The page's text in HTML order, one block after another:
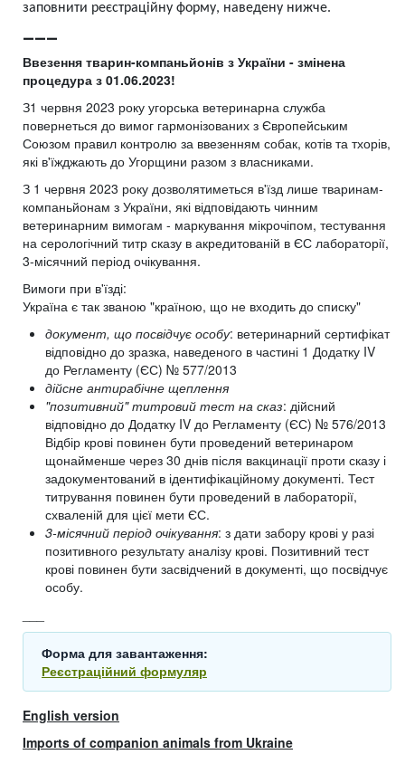
заповнити реєстраційну форму, наведену нижче.
___
Ввезення тварин-компаньйонів з України - змінена
процедура з 01.06.2023!
З1 червня 2023 року угорська ветеринарна служба
повернеться до вимог гармонізованих з Європейським
Союзом правил контролю за ввезенням собак, котів та тхорів,
які в'їжджають до Угорщини разом з власниками.
З 1 червня 2023 року дозволятиметься в'їзд лише тваринам-
компаньйонам з України, які відповідають чинним
ветеринарним вимогам - маркування мікрочіпом, тестування
на серологічний титр сказу в акредитованій в ЄС лабораторії,
3-місячний період очікування.
Вимоги при в'їзді:
Україна є так званою "країною, що не входить до списку"
документ, що посвідчує особу: ветеринарний сертифікат
відповідно до зразка, наведеного в частині 1 Додатку IV
до Регламенту (ЄС) № 577/2013
дійсне антирабічне щеплення
"позитивний" титровий тест на сказ: дійсний
відповідно до Додатку IV до Регламенту (ЄС) № 576/2013
Відбір крові повинен бути проведений ветеринаром
щонайменше через 30 днів після вакцинації проти сказу і
задокументований в ідентифікаційному документі. Тест
титрування повинен бути проведений в лабораторії,
схваленій для цієї мети ЄС.
3-місячний період очікування: з дати забору крові у разі
позитивного результату аналізу крові. Позитивний тест
крові повинен бути засвідчений в документі, що посвідчує
особу.
Форма для завантаження:
Реєстраційний формуляр
English version
Imports of companion animals from Ukraine